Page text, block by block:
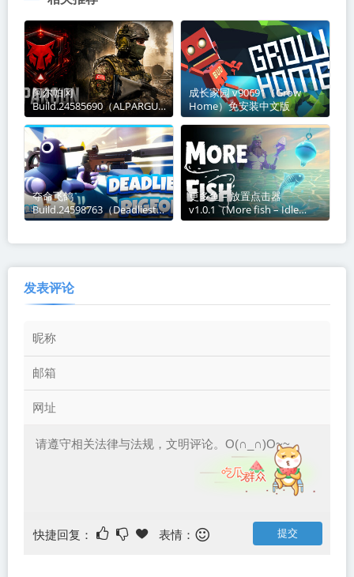
阿尔帕冈
Build.24585690（ALPARGUN
）免安装中文版
成长家园 v90691（Grow
Home）免安装中文版
夺命飞鸽
Build.24598763（Deadliest
Pigeon）免安装中文版
更多鱼 – 放置点击器
v1.0.1（More fish – Idle
Clicker）免安装中文版
发表评论
快捷回复： 表情：